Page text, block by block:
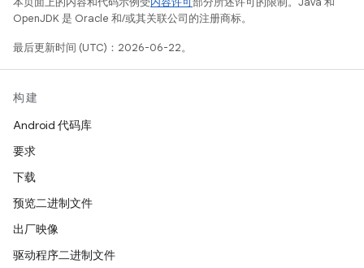
OpenJDK 是 Oracle 和/或其关联公司的注册商标。
最后更新时间 (UTC)：2026-06-22。
构建
Android 代码库
要求
下载
预览二进制文件
出厂映像
驱动程序二进制文件